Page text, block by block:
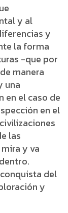
y al
y
la forma
-que por
manera
una
en el caso de
en el
las
y va
del
y